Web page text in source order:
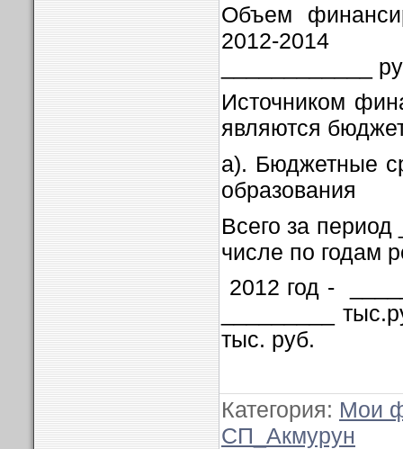
Объем
2012-2014
____________
Источником
являются
а). Бюджетные
образования
Всего за
числе по годам
2012 год -
_________
тыс. руб.
Категория: Мои
СП_Акмурун